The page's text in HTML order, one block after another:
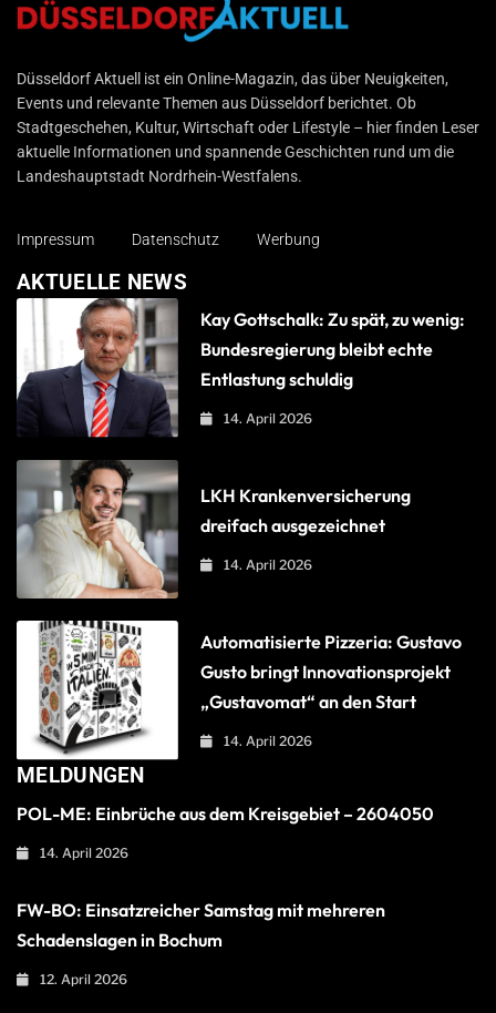
Düsseldorf Aktuell
Düsseldorf Aktuell ist ein Online-Magazin, das über Neuigkeiten,
Events und relevante Themen aus Düsseldorf berichtet. Ob
Stadtgeschehen, Kultur, Wirtschaft oder Lifestyle – hier finden Leser
aktuelle Informationen und spannende Geschichten rund um die
Landeshauptstadt Nordrhein-Westfalens.
Impressum Datenschutz Werbung
AKTUELLE NEWS
Kay Gottschalk: Zu spät, zu wenig:
Bundesregierung bleibt echte
Entlastung schuldig
14. April 2026
LKH Krankenversicherung
dreifach ausgezeichnet
14. April 2026
Automatisierte Pizzeria: Gustavo
Gusto bringt Innovationsprojekt
„Gustavomat“ an den Start
14. April 2026
MELDUNGEN
POL-ME: Einbrüche aus dem Kreisgebiet – 2604050
14. April 2026
FW-BO: Einsatzreicher Samstag mit mehreren
Schadenslagen in Bochum
12. April 2026